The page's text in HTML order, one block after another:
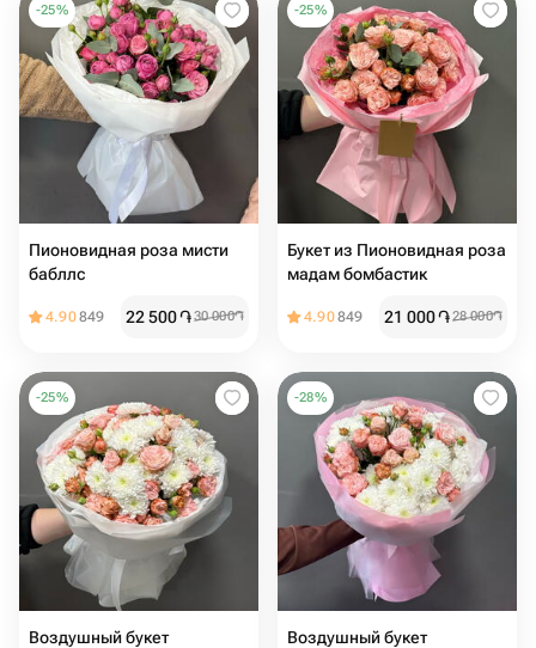
-25%
Пионовидная роза мисти
бабллс️ ️
4.90849 22 500֏30 000֏
-25%
Букет из Пионовидная роза
мадам бомбастик
4.90849 21 000֏28 000֏
-25%
Воздушный букет
-28%
Воздушный букет